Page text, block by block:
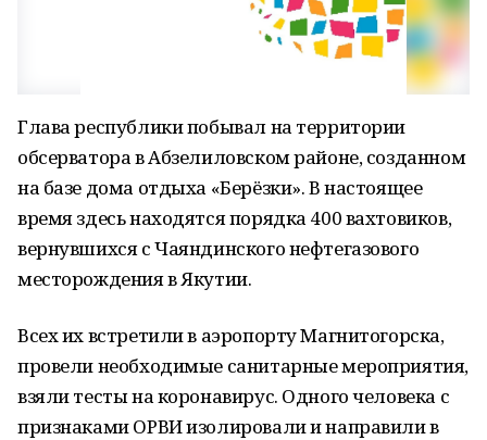
Глава республики побывал на территории
обсерватора в Абзелиловском районе, созданном
на базе дома отдыха «Берёзки». В настоящее
время здесь находятся порядка 400 вахтовиков,
вернувшихся с Чаяндинского нефтегазового
месторождения в Якутии.
Всех их встретили в аэропорту Магнитогорска,
провели необходимые санитарные мероприятия,
взяли тесты на коронавирус. Одного человека с
признаками ОРВИ изолировали и направили в